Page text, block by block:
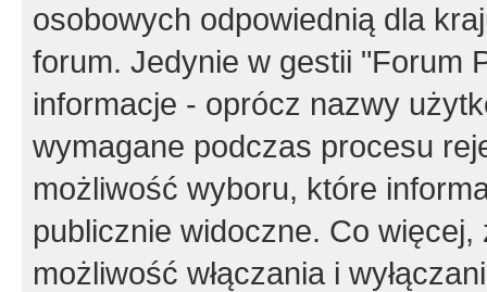
osobowych odpowiednią dla
forum. Jedynie w gestii "Forum
informacje - oprócz nazwy
wymagane podczas procesu
możliwość wyboru, które
publicznie widoczne. Co
możliwość włączania i